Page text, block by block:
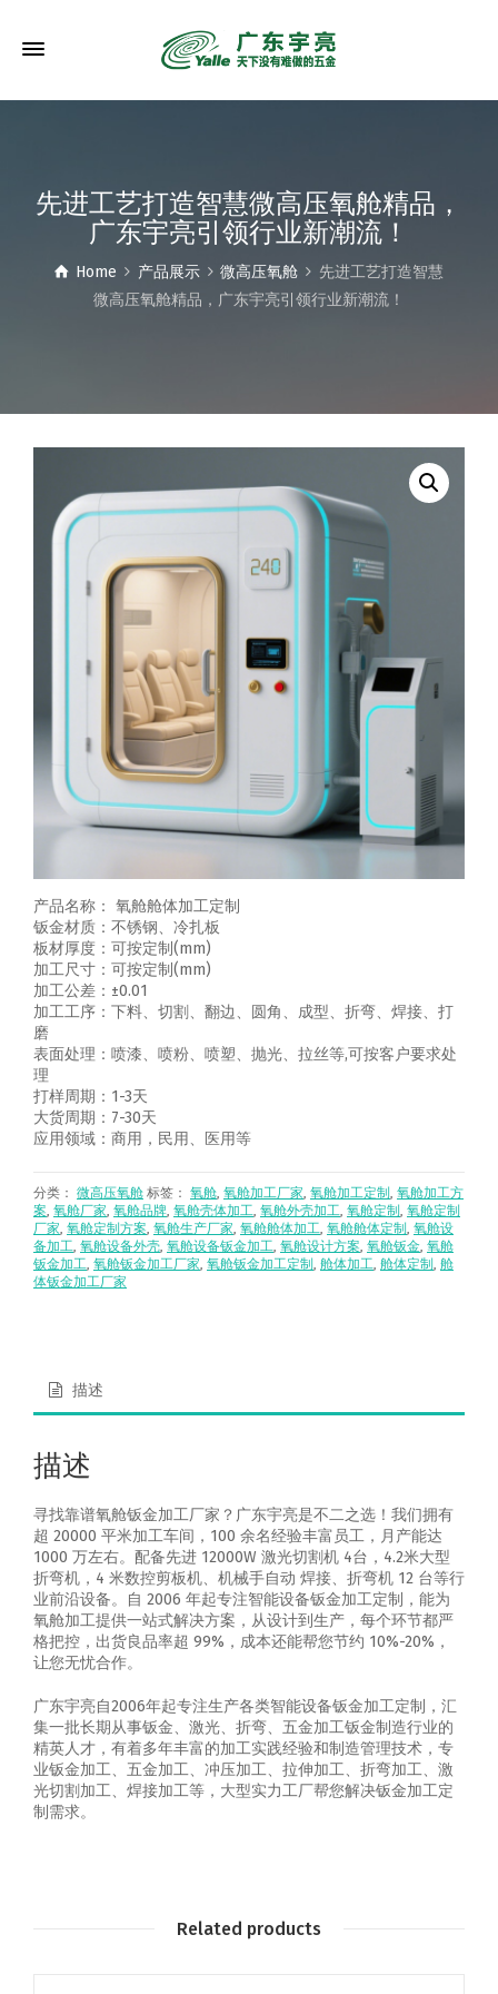
先进工艺打造智慧微高压氧舱精品，
广东宇亮引领行业新潮流！
Home 产品展示 微高压氧舱
先进工艺打造智慧
微高压氧舱精品，广东宇亮引领行业新潮流！
产品名称： 氧舱舱体加工定制
钣金材质：不锈钢、冷扎板
板材厚度：可按定制(mm)
加工尺寸：可按定制(mm)
加工公差：±0.01
加工工序：下料、切割、翻边、圆角、成型、折弯、焊接、打
磨
表面处理：喷漆、喷粉、喷塑、抛光、拉丝等,可按客户要求处
理
打样周期：1-3天
大货周期：7-30天
应用领域：商用，民用、医用等
分类： 微高压氧舱 标签： 氧舱, 氧舱加工厂家, 氧舱加工定制 , 氧舱加工方
案, 氧舱厂家, 氧舱品牌, 氧舱壳体加工, 氧舱外壳加工, 氧舱定制 , 氧舱定制
厂家, 氧舱定制方案, 氧舱生产厂家, 氧舱舱体加工, 氧舱舱体定制 , 氧舱设
备加工, 氧舱设备外壳, 氧舱设备钣金加工, 氧舱设计方案, 氧舱钣金, 氧舱
钣金加工, 氧舱钣金加工厂家, 氧舱钣金加工定制 , 舱体加工, 舱体定制 , 舱
体钣金加工厂家
描述
描述
寻找靠谱氧舱钣金加工厂家？广东宇亮是不二之选！我们拥有
超 20000 平米加工车间，100 余名经验丰富员工，月产能达
1000 万左右。配备先进 12000W 激光切割机 4台，4.2米大型
折弯机，4 米数控剪板机、机械手自动 焊接、折弯机 12 台等行
业前沿设备。自 2006 年起专注智能设备钣金加工定制，能为
氧舱加工提供一站式解决方案，从设计到生产，每个环节都严
格把控，出货良品率超 99%，成本还能帮您节约 10%-20%，
让您无忧合作。
广东宇亮自2006年起专注生产各类智能设备钣金加工定制，汇
集一批长期从事钣金、激光、折弯、五金加工钣金制造行业的
精英人才，有着多年丰富的加工实践经验和制造管理技术，专
业钣金加工、五金加工、冲压加工、拉伸加工、折弯加工、激
光切割加工、焊接加工等，大型实力工厂帮您解决钣金加工定
制需求。
Related products